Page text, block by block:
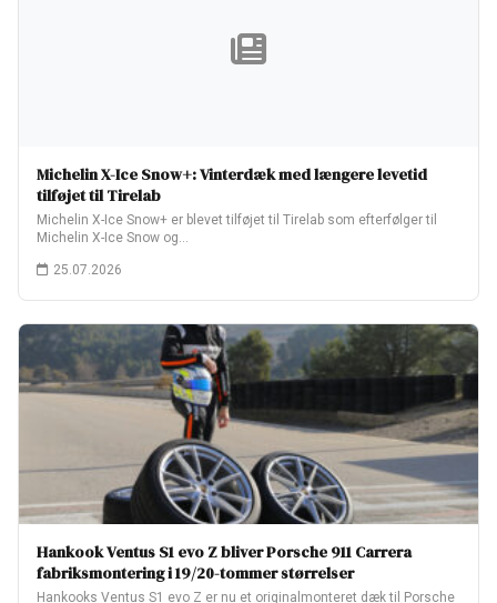
Michelin X-Ice Snow+: Vinterdæk med længere levetid
tilføjet til Tirelab
Michelin X-Ice Snow+ er blevet tilføjet til Tirelab som efterfølger til
Michelin X-Ice Snow og…
25.07.2026
Hankook Ventus S1 evo Z bliver Porsche 911 Carrera
fabriksmontering i 19/20-tommer størrelser
Hankooks Ventus S1 evo Z er nu et originalmonteret dæk til Porsche